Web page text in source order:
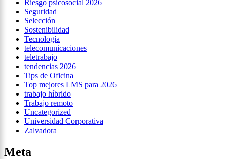
Riesgo psicosocial 2026
Seguridad
Selección
Sostenibilidad
Tecnología
telecomunicaciones
teletrabajo
tendencias 2026
Tips de Oficina
Top mejores LMS para 2026
trabajo híbrido
Trabajo remoto
Uncategorized
Universidad Corporativa
Zalvadora
Meta